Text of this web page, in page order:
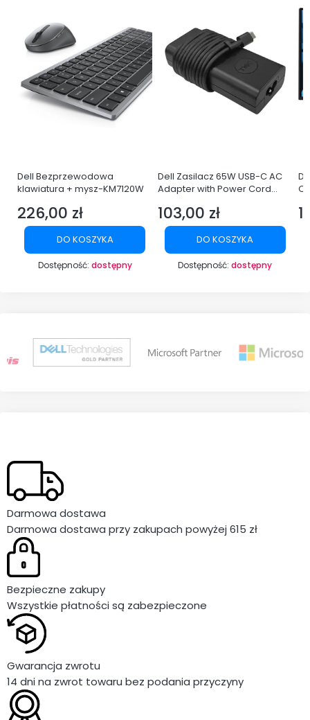
Dell Bezprzewodowa
klawiatura + mysz-KM7120W
Cena
226,00 zł
DO KOSZYKA
Dostępność: dostępny
Dell Zasilacz 65W USB-C AC
Adapter with Power Cord
Cena
103,00 zł
DO KOSZYKA
Dostępność:dostępny
Darmowa dostawa
Darmowa dostawa przy zakupach powyżej 615 zł
Bezpieczne zakupy
Wszystkie płatności są zabezpieczone
Gwarancja zwrotu
14 dni na zwrot towaru bez podania przyczyny